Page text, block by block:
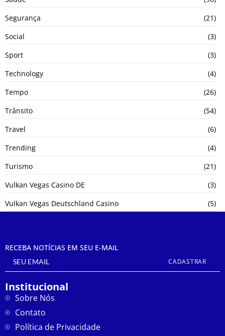
Segurança
(21)
Social
(3)
Sport
(3)
Technology
(4)
Tempo
(26)
Trânsito
(54)
Travel
(6)
Trending
(4)
Turismo
(21)
Vulkan Vegas Casino DE
(3)
Vulkan Vegas Deutschland Casino
(5)
RECEBA NOTÍCIAS EM SEU E-MAIL
CADASTRAR
Institucional
Sobre Nós
Contato
Política de Privacidade